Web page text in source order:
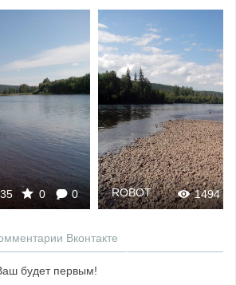
0 0 1494
ROBOT
Вконтакте
будет первым!